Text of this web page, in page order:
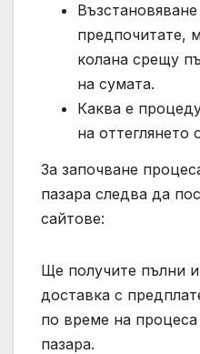
предпочитате,
колана срещу
на сумата.
Каква е
на оттеглянето
За започване
пазара следва да
сайтове:
Ще получите пълни
доставка с
по време на процеса
пазара.